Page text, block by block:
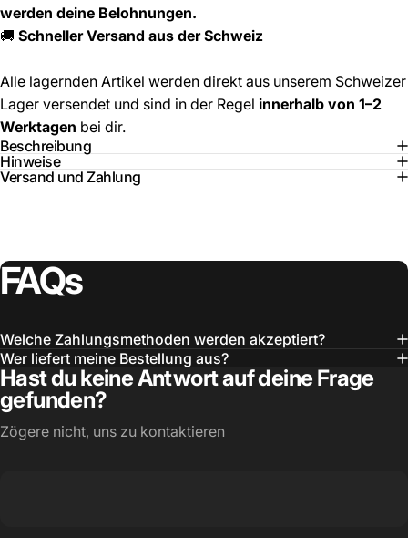
werden deine Belohnungen.
🚚 Schneller Versand aus der Schweiz
Alle lagernden Artikel werden direkt aus unserem Schweizer
Lager versendet und sind in der Regel innerhalb von 1–2
Werktagen bei dir.
Beschreibung
Hinweise
Versand und Zahlung
FAQs
Welche Zahlungsmethoden werden akzeptiert?
Wer liefert meine Bestellung aus?
Hast du keine Antwort auf deine Frage
gefunden?
Zögere nicht, uns zu kontaktieren